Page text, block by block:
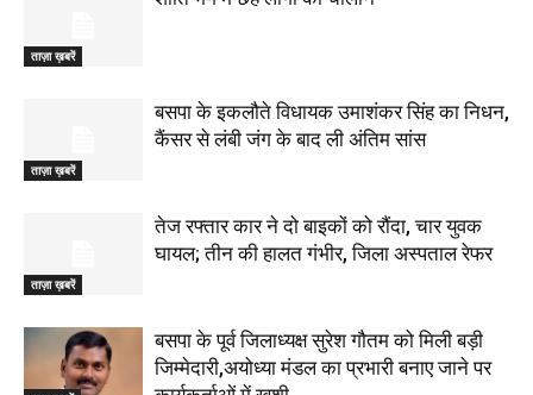
ताज़ा ख़बरें
ताज़ा ख़बरें
बसपा के इकलौते विधायक उमाशंकर सिंह का निधन,
कैंसर से लंबी जंग के बाद ली अंतिम सांस
ताज़ा ख़बरें
तेज रफ्तार कार ने दो बाइकों को रौंदा, चार युवक
घायल; तीन की हालत गंभीर, जिला अस्पताल रेफर
बसपा के पूर्व जिलाध्यक्ष सुरेश गौतम को मिली बड़ी
जिम्मेदारी,अयोध्या मंडल का प्रभारी बनाए जाने पर